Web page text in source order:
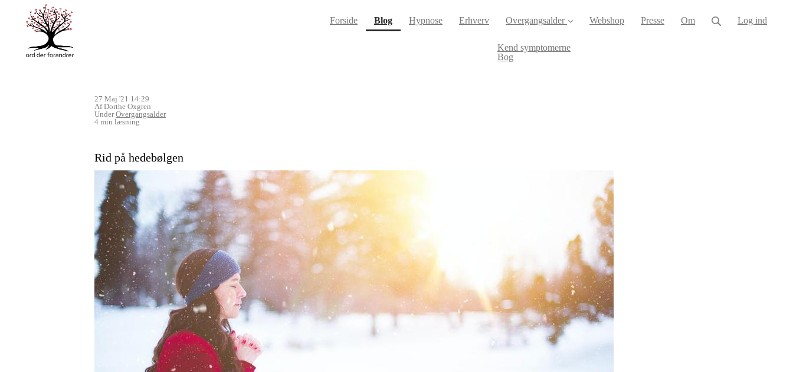
Forside Blog(current)
Hypnose Erhverv Overgangsalder
Kend symptomerne
Bog
Webshop Presse Om Log ind
27 Maj '21 14:29
Af Dorthe Oxgren
UnderOvergangsalder
4 min læsning
Rid på hedebølgen